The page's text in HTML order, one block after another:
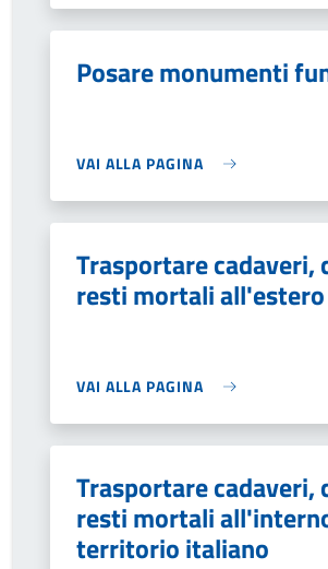
Posare monumenti
VAI ALLA PAGINA
Trasportare cadaveri,
resti mortali all'estero
VAI ALLA PAGINA
Trasportare cadaveri,
resti mortali
territorio italiano